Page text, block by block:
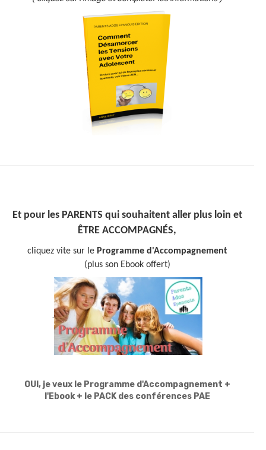
Et pour les PARENTS qui souhaitent aller plus loin et
ÊTRE ACCOMPAGNÉS,
cliquez vite sur le Programme d'Accompagnement
(plus son Ebook offert)
.
OUI, je veux le Programme d'Accompagnement +
l'Ebook + le PACK des conférences PAE